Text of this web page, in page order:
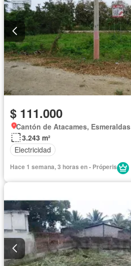
$ 111.000
Cantón de Atacames, Esmeraldas
3.243 m²
Electricidad
Hace 1 semana, 3 horas en - Próperis